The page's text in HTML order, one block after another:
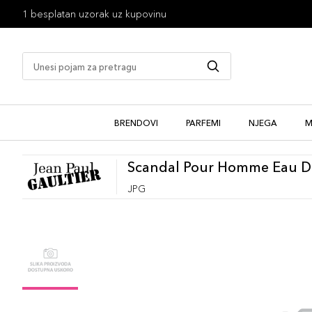
1 besplatan uzorak uz kupovinu
BRENDOVI PARFEMI NJEGA
Scandal Pour Homme Eau
JPG